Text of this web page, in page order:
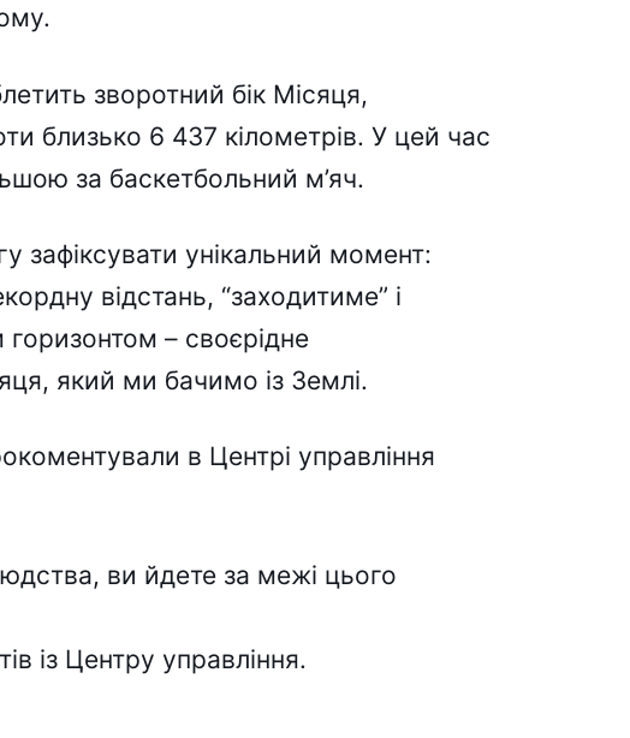
зворотний бік Місяця,
близько 6 437 кілометрів. У цей час
за баскетбольний м’яч.
зафіксувати унікальний момент:
відстань, “заходитиме” і
– своєрідне
який ми бачимо із Землі.
в Центрі управління
ви йдете за межі цього
із Центру управління.